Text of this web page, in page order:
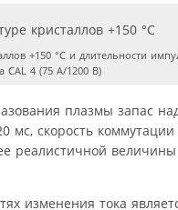
+150 °С и длительности
4 (75 А/1200 В)
плазмы запас
мс, скорость коммутации
реалистичной величины
изменения тока